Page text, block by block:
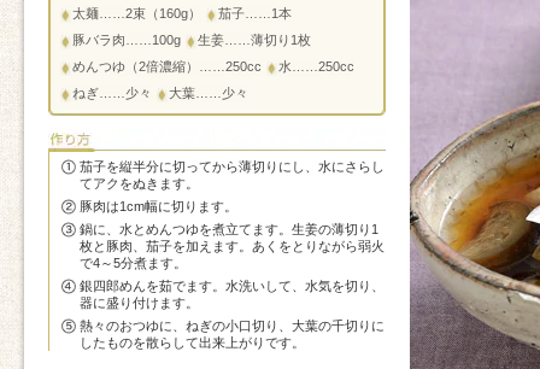
太麺……2束（160g）
茄子……1本
豚バラ肉……100g
生姜……薄切り1枚
めんつゆ（2倍濃縮）……250cc
水……250cc
ねぎ……少々
大葉……少々
茄子を縦半分に切ってから薄切りにし、水にさらし
てアクをぬきます。
豚肉は1cm幅に切ります。
鍋に、水とめんつゆを煮立てます。生姜の薄切り1
枚と豚肉、茄子を加えます。あくをとりながら弱火
で4～5分煮ます。
銀四郎めんを茹でます。水洗いして、水気を切り、
器に盛り付けます。
熱々のおつゆに、ねぎの小口切り、大葉の千切りに
したものを散らして出来上がりです。